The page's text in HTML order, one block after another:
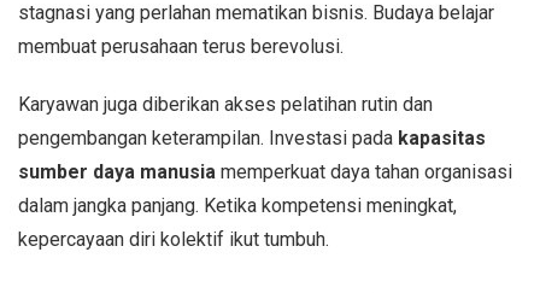
stagnasi yang perlahan mematikan bisnis. Budaya belajar
membuat perusahaan terus berevolusi.
Karyawan juga diberikan akses pelatihan rutin dan
pengembangan keterampilan. Investasi pada kapasitas
sumber daya manusia memperkuat daya tahan organisasi
dalam jangka panjang. Ketika kompetensi meningkat,
kepercayaan diri kolektif ikut tumbuh.